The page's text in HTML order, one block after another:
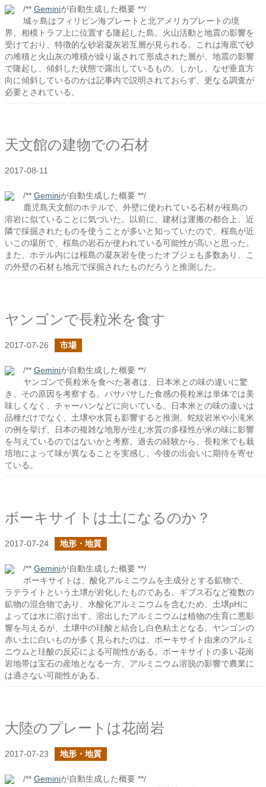
/** Geminiが自動生成した概要 **/
城ヶ島はフィリピン海プレートと北アメリカプレートの境
界、相模トラフ上に位置する隆起した島。火山活動と地震の影響を
受けており、特徴的な砂岩凝灰岩互層が見られる。これは海底で砂
の堆積と火山灰の堆積が繰り返されて形成された層が、地震の影響
で隆起し、傾斜した状態で露出しているもの。しかし、なぜ垂直方
向に傾斜しているのかは記事内で説明されておらず、更なる調査が
必要とされている。
天文館の建物での石材
2017-08-11
/** Geminiが自動生成した概要 **/
鹿児島天文館のホテルで、外壁に使われている石材が桜島の
溶岩に似ていることに気づいた。以前に、建材は運搬の都合上、近
隣で採掘されたものを使うことが多いと知っていたので、桜島が近
いこの場所で、桜島の岩石が使われている可能性が高いと思った。
また、ホテル内には桜島の凝灰岩を使ったオブジェも多数あり、こ
の外壁の石材も地元で採掘されたものだろうと推測した。
ヤンゴンで長粒米を食す
2017-07-26 市場
/** Geminiが自動生成した概要 **/
ヤンゴンで長粒米を食べた著者は、日本米との味の違いに驚
き、その原因を考察する。パサパサした食感の長粒米は単体では美
味しくなく、チャーハンなどに向いている。日本米との味の違いは
品種だけでなく、土壌や水質も影響すると推測。蛇紋岩米や小滝米
の例を挙げ、日本の複雑な地形が生む水質の多様性が米の味に影響
を与えているのではないかと考察。過去の経験から、長粒米でも栽
培地によって味が異なることを実感し、今後の出会いに期待を寄せ
ている。
ボーキサイトは土になるのか？
2017-07-24 地形・地質
/** Geminiが自動生成した概要 **/
ボーキサイトは、酸化アルミニウムを主成分とする鉱物で、
ラテライトという土壌が岩化したものである。ギブス石など複数の
鉱物の混合物であり、水酸化アルミニウムを含むため、土壌pHに
よっては水に溶け出す。溶出したアルミニウムは植物の生育に悪影
響を与えるが、土壌中の珪酸と結合し白色粘土となる。ヤンゴンの
赤い土に白いものが多く見られたのは、ボーキサイト由来のアルミ
ニウムと珪酸の反応による可能性がある。ボーキサイトの多い花崗
岩地帯は宝石の産地となる一方、アルミニウム溶脱の影響で農業に
は適さない可能性がある。
大陸のプレートは花崗岩
2017-07-23 地形・地質
/** Geminiが自動生成した概要 **/